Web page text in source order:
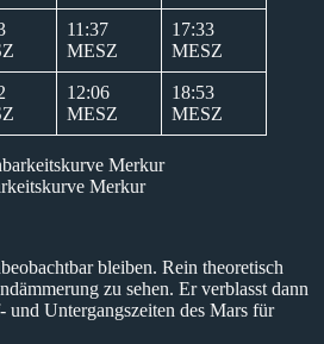
11:37
MESZ
17:33
MESZ
12:06
MESZ
18:53
MESZ
Merkur
bleiben. Rein theoretisch
zu sehen. Er verblasst dann
Untergangszeiten des Mars für